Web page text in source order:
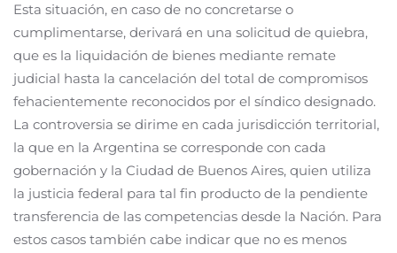
Esta situación, en caso de no concretarse o
cumplimentarse, derivará en una solicitud de quiebra,
que es la liquidación de bienes mediante remate
judicial hasta la cancelación del total de compromisos
fehacientemente reconocidos por el síndico designado.
La controversia se dirime en cada jurisdicción territorial,
la que en la Argentina se corresponde con cada
gobernación y la Ciudad de Buenos Aires, quien utiliza
la justicia federal para tal fin producto de la pendiente
transferencia de las competencias desde la Nación. Para
estos casos también cabe indicar que no es menos